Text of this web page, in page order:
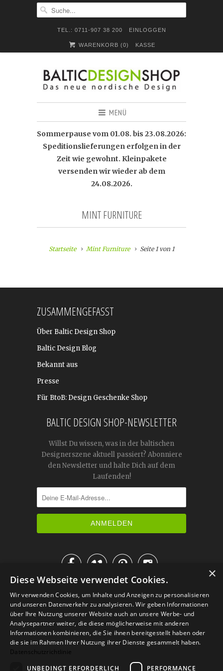
TEL.: 0711-907 38 200 EINLOGGEN
WARENKORB (0) KASSE
MENÜ
Sommerpause vom 01.08. bis 23.08.2026:
Speditionslieferungen erfolgen in der
Zeit wie gewohnt. Kleinpakete
versenden wir wieder ab dem
24.08.2026.
MINT FURNITURE
Startseite Mint Furniture Seite 1 von 1
ZUSAMMENGEFASST
Über Baltic Design Shop
Baltic Design Blog
Bekannt aus
Presse
Für BtoB: Design Geschenke Shop
BALTIC DESIGN SHOP-NEWSLETTER
Willst Du wissen, was in der baltischen
Designerszene aktuell passiert? Abonniere
den Newsletter und halte Dich auf dem
Laufenden!

IM KATALOG BLÄTTERN
×
Diese Webseite verwendet Cookies.
Wir verwenden Cookies, um Inhalte und Anzeigen zu personalisieren
und unseren Datenverkehr zu analysieren. Wir geben Informationen
über Ihre Nutzung unserer Website auch an unsere Werbe- und
Analysepartner weiter, die diese möglicherweise mit anderen
Informationen kombinieren, die Sie ihnen bereitgestellt haben oder
die sie im Rahmen Ihrer Nutzung ihrer Dienste gesammelt haben.
Datenschutzrichtlinie
UNBEDINGT ERFORDERLICH
PERFORMANCE